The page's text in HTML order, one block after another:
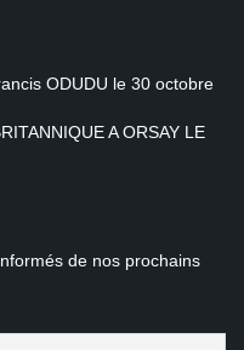
ODUDU le 30 octobre
A ORSAY LE
de nos prochains